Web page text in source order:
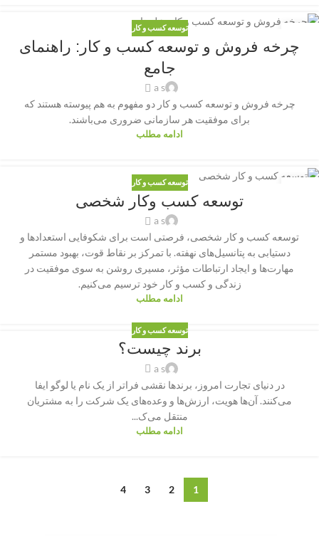
مارس
توسعه کسب و کار
چرخه فروش و توسعه کسب و کار: راهنمای
جامع
a s
چرخه فروش و توسعه کسب و کار دو مفهوم به هم پیوسته هستند که
برای موفقیت هر سازمانی ضروری می‌باشند.
ادامه مطلب
توسعه کسب و کار
توسعه کسب وکار شخصی
a s
توسعه کسب و کار شخصی، فرصتی است برای شکوفایی استعدادها و
دستیابی به پتانسیل‌های نهفته. با تمرکز بر نقاط قوت، بهبود مستمر
مهارت‌ها و ایجاد ارتباطات مؤثر، مسیری روشن به سوی موفقیت در
زندگی و کسب و کار خود ترسیم می‌کنیم.
ادامه مطلب
توسعه کسب و کار
برند چیست؟
a s
در دنیای تجارت امروز، برندها نقشی فراتر از یک نام یا لوگو ایفا
می‌کنند. آن‌ها هویت، ارزش‌ها و وعده‌های یک شرکت را به مشتریان
منتقل می‌ک...
ادامه مطلب
1
2
3
4